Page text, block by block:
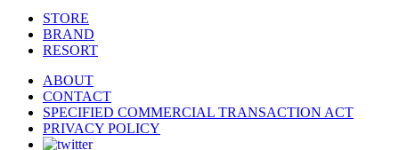
STORE
BRAND
RESORT
ABOUT
CONTACT
SPECIFIED COMMERCIAL TRANSACTION ACT
PRIVACY POLICY